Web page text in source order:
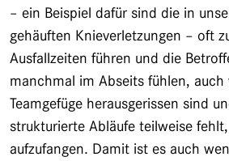
– ein Beispiel dafür sind die in
gehäuften Knieverletzungen – oft
Ausfallzeiten führen und die
manchmal im Abseits fühlen, auch
Teamgefüge herausgerissen sind
strukturierte Abläufe teilweise
aufzufangen. Damit ist es auch